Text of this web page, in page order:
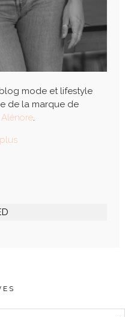
mode et lifestyle
de la marque de
Alénore.